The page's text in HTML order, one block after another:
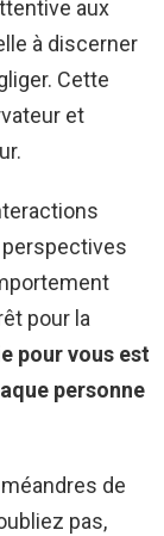
aux
à discerner
Cette
et
pour la
pour vous est
personne
de
pas,